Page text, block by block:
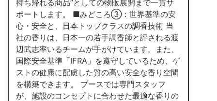
持ち帰れる商品”としての物販展開まで一貫サ
ポートします。 ■みどころ③：世界基準の安
心・安全と、日本トップクラスの調香技術 当
社の香りは、日本一の若手調香師と評される渡
辺武志率いるチームが手がけています。また、
国際安全基準「IFRA」を遵守しているため、ゲ
ストの健康に配慮した質の高い安全な香り空間
を構築できます。 ブースでは専門スタッフ
が、施設のコンセプトに合わせた最適な香りの